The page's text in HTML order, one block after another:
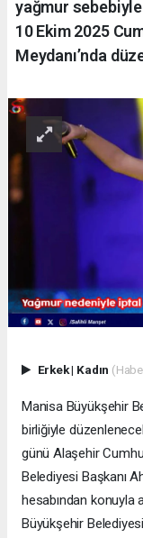
yağmur
10 Ekim 2025
Meydanı’nda
Erkek| Kadın
Manisa Büyükşehir
birliğiyle
günü Alaşehir
Belediyesi Başkanı
hesabından konuyla
Büyükşehir